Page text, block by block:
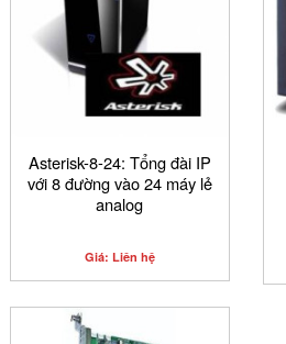
Asterisk-8-24: Tổng đài IP
với 8 đường vào 24 máy lẻ
analog
Giá: Liên hệ